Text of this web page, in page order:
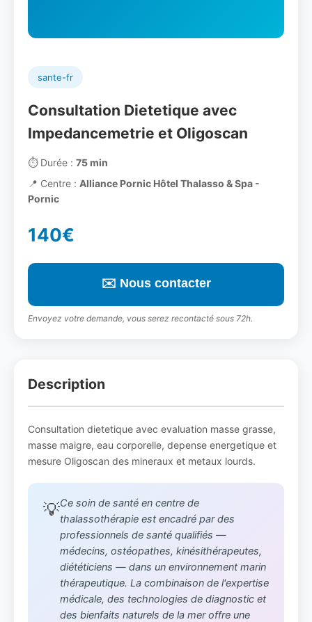
sante-fr
Consultation Dietetique avec
Impedancemetrie et Oligoscan
⏱️Durée : 75 min
📍 Centre : Alliance Pornic Hôtel Thalasso & Spa -
Pornic
140€
✉️ Nous contacter
Envoyez votre demande, vous serez recontacté sous 72h.
Description
Consultation dietetique avec evaluation masse grasse,
masse maigre, eau corporelle, depense energetique et
mesure Oligoscan des mineraux et metaux lourds.
💡Ce soin de santé en centre de
thalassothérapie est encadré par des
professionnels de santé qualifiés —
médecins, ostéopathes, kinésithérapeutes,
diététiciens — dans un environnement marin
thérapeutique. La combinaison de l'expertise
médicale, des technologies de diagnostic et
des bienfaits naturels de la mer offre une